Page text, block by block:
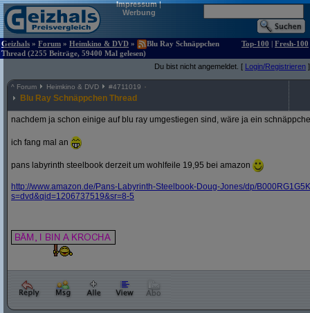
Impressum|
Werbung
Geizhals » Forum » Heimkino & DVD »
Blu Ray Schnäppchen
Thread (2255 Beiträge, 59400 Mal gelesen)
Top-100 | Fresh-100
Du bist nicht angemeldet. [ Login/Registrieren ]
^ Forum Heimkino & DVD #4711019
Blu Ray Schnäppchen Thread
nachdem ja schon einige auf blu ray umgestiegen sind, wäre ja ein
ich fang mal an
pans labyrinth steelbook derzeit um wohlfeile 19,95 bei amazon
http://www.amazon.de/Pans-Labyrinth-Steelbook-Doug-Jones/dp/
s=dvd&qid=1206737519&sr=8-5